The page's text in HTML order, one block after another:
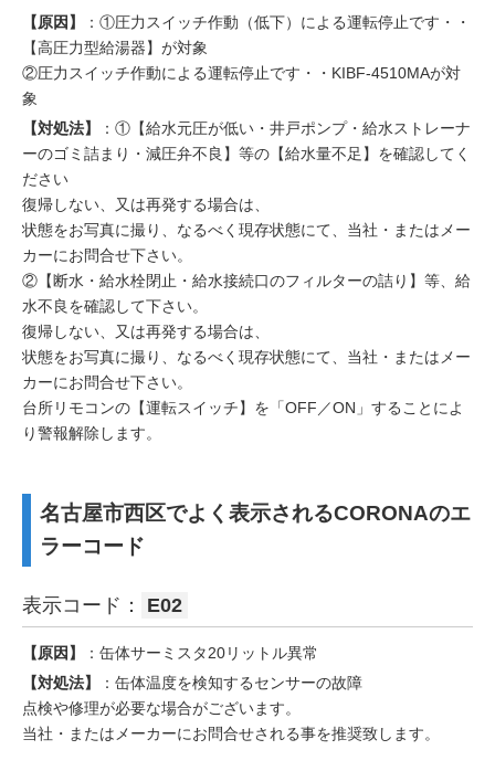
【原因】
：①圧力スイッチ作動（低下）による運転停止です・・
【高圧力型給湯器】が対象
②圧力スイッチ作動による運転停止です・・KIBF-4510MAが対
象
【対処法】
：①【給水元圧が低い・井戸ポンプ・給水ストレーナ
ーのゴミ詰まり・減圧弁不良】等の【給水量不足】を確認してく
ださい
復帰しない、又は再発する場合は、
状態をお写真に撮り、なるべく現存状態にて、当社・またはメー
カーにお問合せ下さい。
②【断水・給水栓閉止・給水接続口のフィルターの詰り】等、給
水不良を確認して下さい。
復帰しない、又は再発する場合は、
状態をお写真に撮り、なるべく現存状態にて、当社・またはメー
カーにお問合せ下さい。
台所リモコンの【運転スイッチ】を「OFF／ON」することによ
り警報解除します。
名古屋市西区でよく表示されるCORONAのエ
ラーコード
表示コード： E02
【原因】
：缶体サーミスタ20リットル異常
【対処法】
：缶体温度を検知するセンサーの故障
点検や修理が必要な場合がございます。
当社・またはメーカーにお問合せされる事を推奨致します。